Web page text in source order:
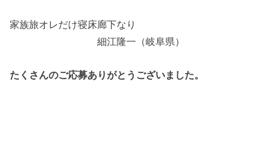
家族旅オレだけ寝床廊下なり
細江隆一（岐阜県）
たくさんのご応募ありがとうございました。